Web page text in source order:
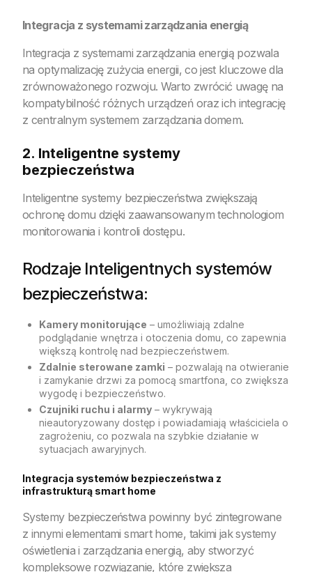
Integracja z systemami zarządzania energią
Integracja z systemami zarządzania energią pozwala
na optymalizację zużycia energii, co jest kluczowe dla
zrównoważonego rozwoju. Warto zwrócić uwagę na
kompatybilność różnych urządzeń oraz ich integrację
z centralnym systemem zarządzania domem.
2. Inteligentne systemy
bezpieczeństwa
Inteligentne systemy bezpieczeństwa zwiększają
ochronę domu dzięki zaawansowanym technologiom
monitorowania i kontroli dostępu.
Rodzaje Inteligentnych systemów
bezpieczeństwa:
Kamery monitorujące – umożliwiają zdalne
podglądanie wnętrza i otoczenia domu, co zapewnia
większą kontrolę nad bezpieczeństwem.
Zdalnie sterowane zamki – pozwalają na otwieranie
i zamykanie drzwi za pomocą smartfona, co zwiększa
wygodę i bezpieczeństwo.
Czujniki ruchu i alarmy – wykrywają
nieautoryzowany dostęp i powiadamiają właściciela o
zagrożeniu, co pozwala na szybkie działanie w
sytuacjach awaryjnych.
Integracja systemów bezpieczeństwa z
infrastrukturą smart home
Systemy bezpieczeństwa powinny być zintegrowane
z innymi elementami smart home, takimi jak systemy
oświetlenia i zarządzania energią, aby stworzyć
kompleksowe rozwiązanie, które zwiększa